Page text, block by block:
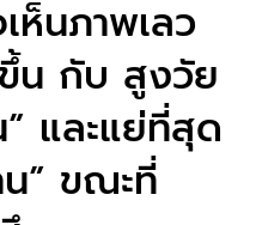
ห็นภาพเลว
น กับ สูงวัย
” และแย่ที่สุด
น” ขณะที่